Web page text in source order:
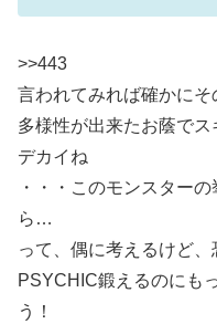
>>443
言われてみれば確かにそ
多様性が出来たお蔭で
デカイね
・・・このモンスター
ら…
って、偶に考えるけど
PSYCHIC鍛えるのにも
う！